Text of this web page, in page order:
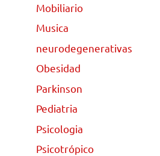
Mobiliario
Musica
neurodegenerativas
Obesidad
Parkinson
Pediatria
Psicologia
Psicotrópico